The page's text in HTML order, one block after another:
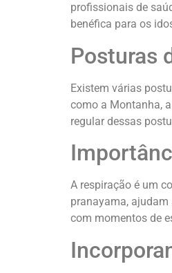
profissionais de
benéfica para os
Posturas
Existem várias
como a Montanha,
regular dessas
A respiração é um
pranayama, ajudam
com momentos de